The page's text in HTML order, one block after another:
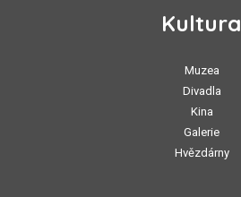
Kultura
Muzea
Divadla
Kina
Galerie
Hvězdárny